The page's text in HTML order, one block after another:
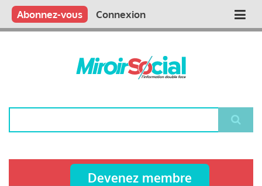
Aller
contenu
Main
Qui sommes nous ?
Vous publiez
Nous publions
Contactez-nous
Abonnez-vous Connexion
Devenez membre